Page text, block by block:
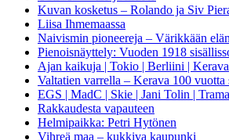
Kuvan kosketus – Rolando ja Siv
Liisa Ihmemaassa
Naivismin pioneereja – Värikkään
Pienoisnäyttely: Vuoden 1918
Ajan kaikuja | Tokio | Berliini | Kerava
Valtatien varrella – Kerava 100 vuotta
EGS | MadC | Skie | Jani Tolin | Trama
Rakkaudesta vapauteen
Helmipaikka: Petri Hytönen
Vihreä maa – kukkiva kaupunki